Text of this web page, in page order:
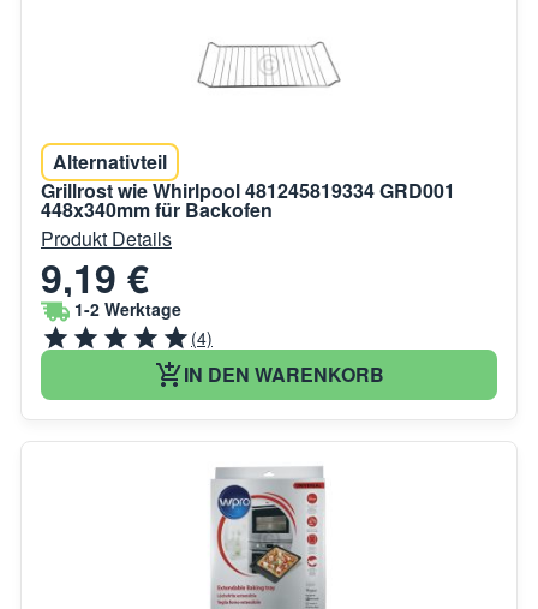
Alternativteil
Grillrost wie Whirlpool 481245819334 GRD001
448x340mm für Backofen
Produkt Details
9,19 €
1-2 Werktage
(4)
IN DEN WARENKORB